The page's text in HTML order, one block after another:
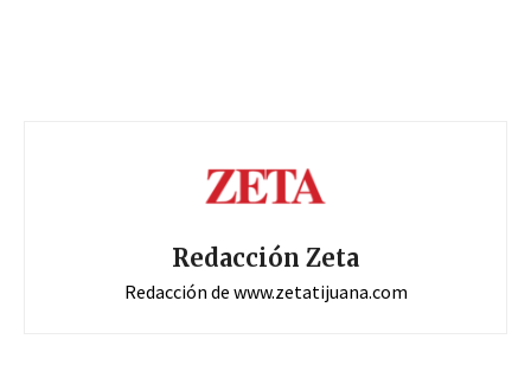
Redacción Zeta
Redacción de www.zetatijuana.com